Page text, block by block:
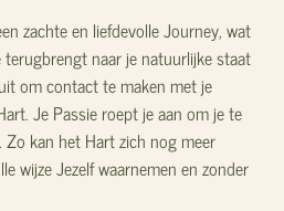
zachte en liefdevolle Journey, wat
naar je natuurlijke staat
om contact te maken met je
Je Passie roept je aan om je te
kan het Hart zich nog meer
wijze Jezelf waarnemen en zonder